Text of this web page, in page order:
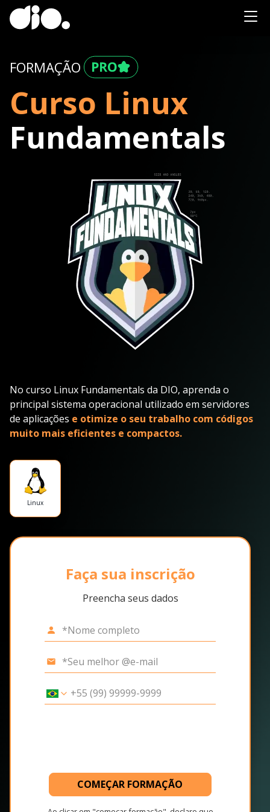
FORMAÇÃO
Curso Linux
Fundamentals
No curso Linux Fundamentals da DIO, aprenda o
principal sistema operacional utilizado em servidores
de aplicações e otimize o seu trabalho com códigos
muito mais eficientes e compactos.
Linux
Faça sua inscrição
Preencha seus dados
COMEÇAR FORMAÇÃO